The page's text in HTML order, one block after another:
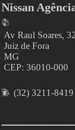
Nissan
Av Raul Soares,
Juiz de Fora
MG
CEP: 36010-000
(32) 3211-8419